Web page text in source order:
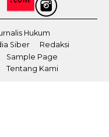
Hukum
Siber
Redaksi
Sample Page
Tentang Kami